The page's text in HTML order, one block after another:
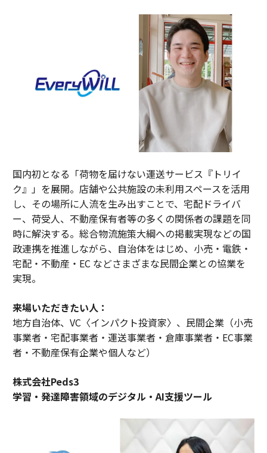
国内初となる「荷物を届けない運送サービス『トリイ
ク』」を展開。店舗や公共施設の未利用スペースを活用
し、その場所に人流を生み出すことで、宅配ドライバ
ー、荷受人、不動産保有者等の多くの関係者の課題を同
時に解決する。総合物流施策大綱への掲載実現などの国
政連携を推進しながら、自治体をはじめ、小売・電鉄・
宅配・不動産・EC などさまざまな民間企業との協業を
実現。
来場いただきたい人：
地方自治体、VC〈インパクト投資家〉、民間企業（小売
事業者・宅配事業者・運送事業者・倉庫事業者・EC事業
者・不動産保有企業や個人など）
株式会社Peds3
学習・発達障害領域のデジタル・AI支援ツール